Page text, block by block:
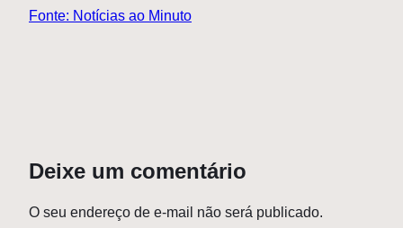
Fonte: Notícias ao Minuto
Deixe um comentário
O seu endereço de e-mail não será publicado.